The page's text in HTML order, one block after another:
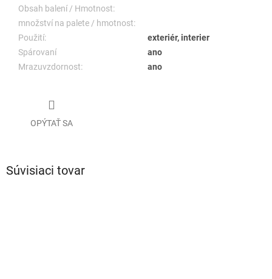
Obsah balení / Hmotnost:
množství na palete / hmotnost:
Použití:
exteriér, interier
Spárovaní
ano
Mrazuvzdornost:
ano
OPÝTAŤ SA
Súvisiaci tovar